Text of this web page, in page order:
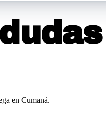
en Cumaná.